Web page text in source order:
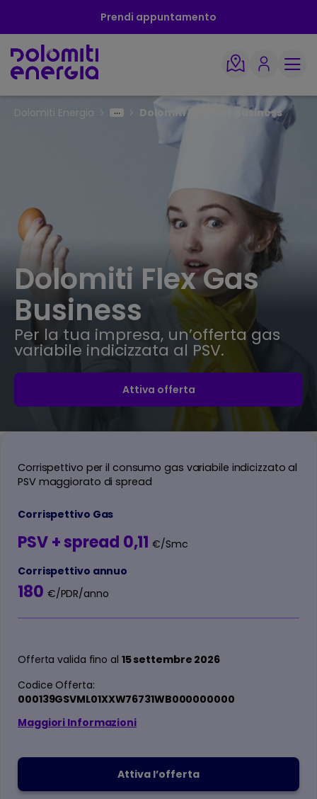
Prendi appuntamento
Dolomiti Energia Dolomiti Flex Gas Business
Dolomiti Flex Gas
Business
Per la tua impresa, un’offerta gas
variabile indicizzata al PSV.
Attiva offerta
Corrispettivo per il consumo gas variabile indicizzato al
PSV maggiorato di spread
Corrispettivo Gas
PSV + spread 0,11 €/Smc
Corrispettivo annuo
180 €/PDR/anno
Offerta valida fino al 15 settembre 2026
Codice Offerta:
000139GSVML01XXW76731WB000000000
Maggiori Informazioni
Attiva l’offerta